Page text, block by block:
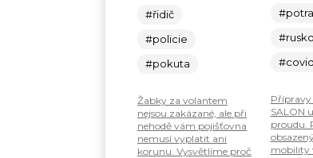
#řidič
#policie
#pokuta
Žabky za volantem
nejsou zakázané, ale při
nehodě vám pojišťovna
nemusí vyplatit ani
korunu. Vysvětlíme proč
#rusko
Přípravy
SALON
proudu.
mobility